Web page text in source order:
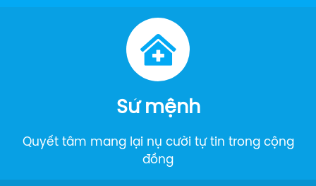
Sứ mệnh
Quyết tâm mang lại nụ cười tự tin trong cộng
đồng